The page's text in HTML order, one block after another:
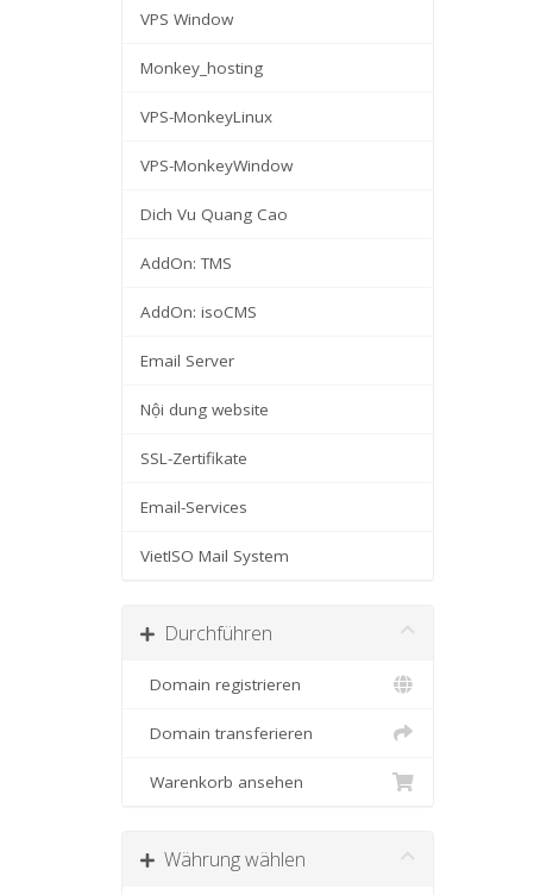
VPS Window
Monkey_hosting
VPS-MonkeyLinux
VPS-MonkeyWindow
Dich Vu Quang Cao
AddOn: TMS
AddOn: isoCMS
Email Server
Nội dung website
SSL-Zertifikate
Email-Services
VietISO Mail System
Durchführen
Domain registrieren
Domain transferieren
Warenkorb ansehen
Währung wählen